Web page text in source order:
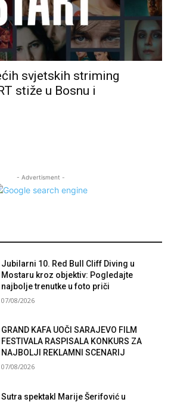
svjetskih striming
stiže u Bosnu i
- Advertisment -
Jubilarni 10. Red Bull Cliff Diving u
Mostaru kroz objektiv: Pogledajte
najbolje trenutke u foto priči
07/08/2026
GRAND KAFA UOČI SARAJEVO FILM
FESTIVALA RASPISALA KONKURS ZA
NAJBOLJI REKLAMNI SCENARIJ
07/08/2026
Sutra spektakl Marije Šerifović u